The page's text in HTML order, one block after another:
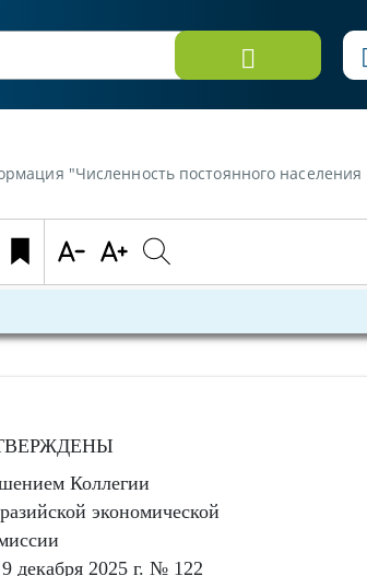
постоянного населения по типу поселения,
Коллегии
экономической
декабря 2025 г. № 122